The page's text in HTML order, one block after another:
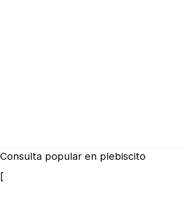
Consulta popular en plebiscito
[